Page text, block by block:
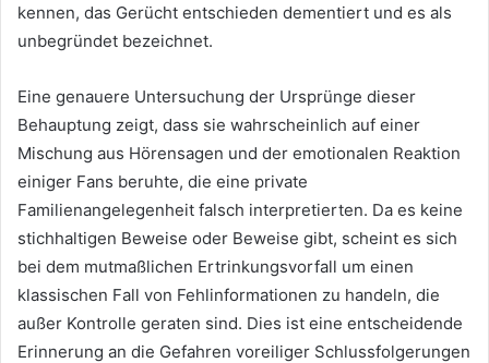
kennen, das Gerücht entschieden dementiert und es als
unbegründet bezeichnet.
Eine genauere Untersuchung der Ursprünge dieser
Behauptung zeigt, dass sie wahrscheinlich auf einer
Mischung aus Hörensagen und der emotionalen Reaktion
einiger Fans beruhte, die eine private
Familienangelegenheit falsch interpretierten. Da es keine
stichhaltigen Beweise oder Beweise gibt, scheint es sich
bei dem mutmaßlichen Ertrinkungsvorfall um einen
klassischen Fall von Fehlinformationen zu handeln, die
außer Kontrolle geraten sind. Dies ist eine entscheidende
Erinnerung an die Gefahren voreiliger Schlussfolgerungen